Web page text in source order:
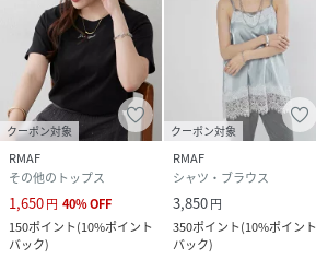
クーポン対象
RMAF
その他のトップス
1,650円 40%OFF
150ポイント(10%ポイント
バック)
クーポン対象
RMAF
シャツ・ブラウス
3,850円
350ポイント(10%ポイント
バック)